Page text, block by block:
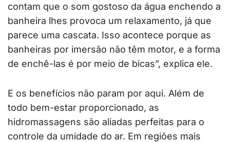
contam que o som gostoso da água enchendo a
banheira lhes provoca um relaxamento, já que
parece uma cascata. Isso acontece porque as
banheiras por imersão não têm motor, e a forma
de enchê-las é por meio de bicas”, explica ele.
E os benefícios não param por aqui. Além de
todo bem-estar proporcionado, as
hidromassagens são aliadas perfeitas para o
controle da umidade do ar. Em regiões mais